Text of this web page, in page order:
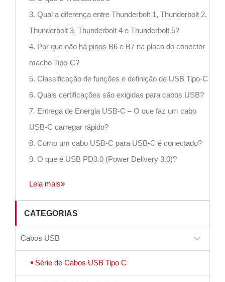
3. Qual a diferença entre Thunderbolt 1, Thunderbolt 2,
Thunderbolt 3, Thunderbolt 4 e Thunderbolt 5?
4. Por que não há pinos B6 e B7 na placa do conector
macho Tipo-C?
5. Classificação de funções e definição de USB Tipo-C
6. Quais certificações são exigidas para cabos USB?
7. Entrega de Energia USB-C – O que faz um cabo
USB-C carregar rápido?
8. Como um cabo USB-C para USB-C é conectado?
9. O que é USB PD3.0 (Power Delivery 3.0)?
Leia mais
CATEGORIAS
Cabos USB
Série de Cabos USB Tipo C